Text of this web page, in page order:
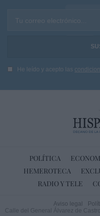
Tu correo electrónico...
He leído y acepto las
POLÍTICA
HEMEROTECA
RADIO Y TELE
Aviso legal
Calle del General Álvarez de